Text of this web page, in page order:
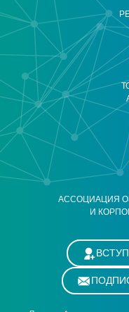
АССОЦИАЦИЯ
И